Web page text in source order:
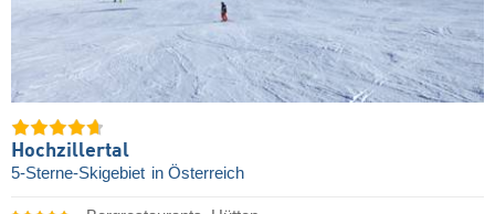
Hochzillertal
5-Sterne-Skigebiet in Österreich